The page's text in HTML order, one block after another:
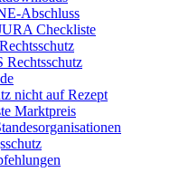
Abschluss
Checkliste
Rechtsschutz
nicht auf Rezept
Marktpreis